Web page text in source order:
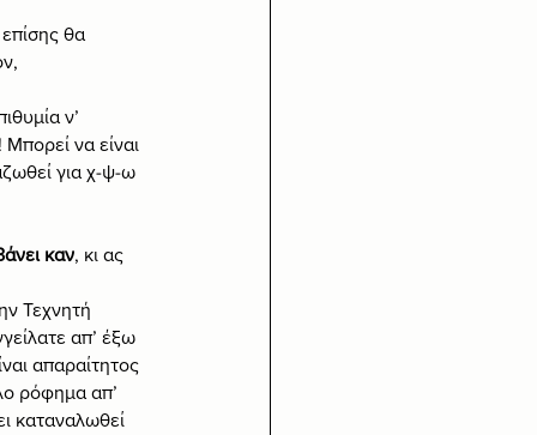
θα
ν’
να είναι
για χ-ψ-ω
καν, κι ας
Τεχνητή
απ’ έξω
απαραίτητος
ρόφημα απ’
καταναλωθεί